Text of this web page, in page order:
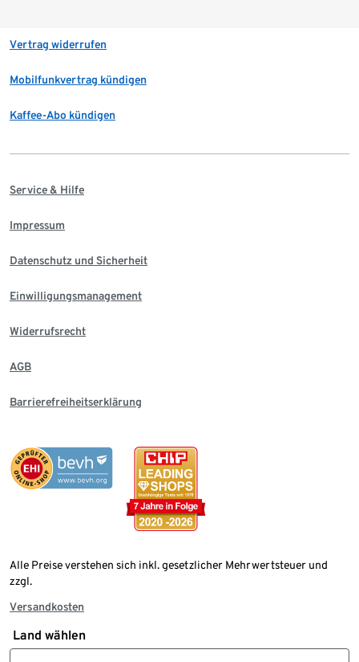
Vertrag widerrufen
Mobilfunkvertrag kündigen
Kaffee-Abo kündigen
Service & Hilfe
Impressum
Datenschutz und Sicherheit
Einwilligungsmanagement
Widerrufsrecht
AGB
Barrierefreiheitserklärung
Alle Preise verstehen sich inkl. gesetzlicher Mehrwertsteuer und
zzgl.
Versandkosten
Land wählen